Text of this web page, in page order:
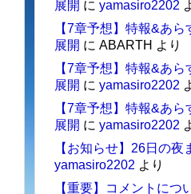
展開 に yamasiro2202
【7章予想】特報&あ
展開 に ABARTH より
【7章予想】特報&あ
展開 に yamasiro2202
【7章予想】特報&あ
展開 に yamasiro2202
【お知らせ】26日の夜
yamasiro2202 より
【重要】コメントにつ